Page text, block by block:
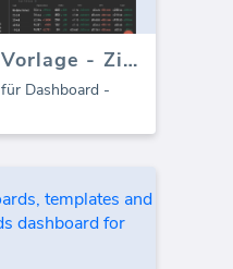
Google Ads PPC Vorlage - Zielgruppe
Dashboard -